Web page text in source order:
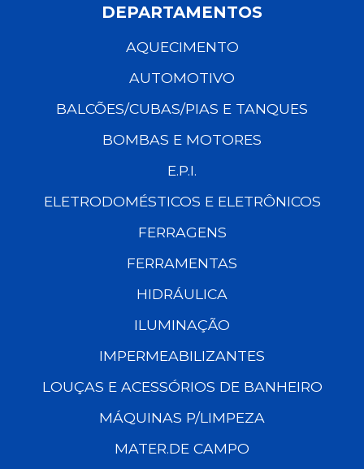
DEPARTAMENTOS
AQUECIMENTO
AUTOMOTIVO
BALCÕES/CUBAS/PIAS E TANQUES
BOMBAS E MOTORES
E.P.I.
ELETRODOMÉSTICOS E ELETRÔNICOS
FERRAGENS
FERRAMENTAS
HIDRÁULICA
ILUMINAÇÃO
IMPERMEABILIZANTES
LOUÇAS E ACESSÓRIOS DE BANHEIRO
MÁQUINAS P/LIMPEZA
MATER.DE CAMPO